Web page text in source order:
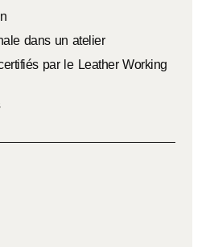
dans un atelier
par le Leather Working